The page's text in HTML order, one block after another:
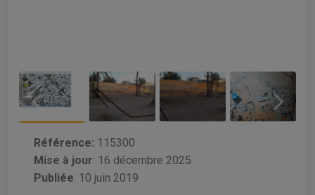
Référence: 115300
Mise à jour: 16 décembre 2025
Publiée: 10 juin 2019